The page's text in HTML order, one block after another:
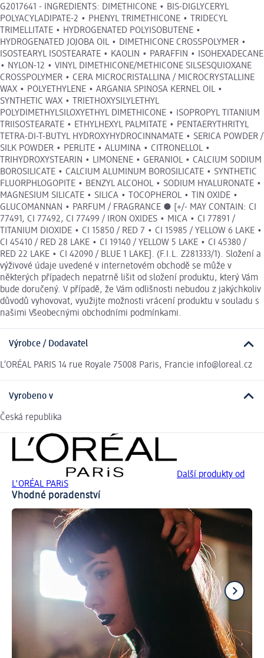
G2017641 - INGREDIENTS: DIMETHICONE • BIS-DIGLYCERYL
POLYACYLADIPATE-2 • PHENYL TRIMETHICONE • TRIDECYL
TRIMELLITATE • HYDROGENATED POLYISOBUTENE •
HYDROGENATED JOJOBA OIL • DIMETHICONE CROSSPOLYMER •
ISOSTEARYL ISOSTEARATE • KAOLIN • PARAFFIN • ISOHEXADECANE
• NYLON-12 • VINYL DIMETHICONE/METHICONE SILSESQUIOXANE
CROSSPOLYMER • CERA MICROCRISTALLINA / MICROCRYSTALLINE
WAX • POLYETHYLENE • ARGANIA SPINOSA KERNEL OIL •
SYNTHETIC WAX • TRIETHOXYSILYLETHYL
POLYDIMETHYLSILOXYETHYL DIMETHICONE • ISOPROPYL TITANIUM
TRIISOSTEARATE • ETHYLHEXYL PALMITATE • PENTAERYTHRITYL
TETRA-DI-T-BUTYL HYDROXYHYDROCINNAMATE • SERICA POWDER /
SILK POWDER • PERLITE • ALUMINA • CITRONELLOL •
TRIHYDROXYSTEARIN • LIMONENE • GERANIOL • CALCIUM SODIUM
BOROSILICATE • CALCIUM ALUMINUM BOROSILICATE • SYNTHETIC
FLUORPHLOGOPITE • BENZYL ALCOHOL • SODIUM HYALURONATE •
MAGNESIUM SILICATE • SILICA • TOCOPHEROL • TIN OXIDE •
GLUCOMANNAN • PARFUM / FRAGRANCE ● [+/- MAY CONTAIN: CI
77491, CI 77492, CI 77499 / IRON OXIDES • MICA • CI 77891 /
TITANIUM DIOXIDE • CI 15850 / RED 7 • CI 15985 / YELLOW 6 LAKE •
CI 45410 / RED 28 LAKE • CI 19140 / YELLOW 5 LAKE • CI 45380 /
RED 22 LAKE • CI 42090 / BLUE 1 LAKE]. (F.I.L. Z281333/1). Složení a
výživové údaje uvedené v internetovém obchodě se může v
některých případech nepatrně lišit od složení produktu, který Vám
bude doručený. V případě, že Vám odlišnosti nebudou z jakýchkoliv
důvodů vyhovovat, využijte možnosti vrácení produktu v souladu s
našimi Všeobecnými obchodními podmínkami.
Výrobce / Dodavatel
L’ORÉAL PARIS 14 rue Royale 75008 Paris, Francie info@loreal.cz
Vyrobeno v
Česká republika
Další produkty od
L'ORÉAL PARiS
Vhodné poradenství